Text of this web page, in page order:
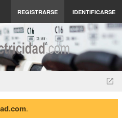
REGISTRARSE IDENTIFICARSE
.